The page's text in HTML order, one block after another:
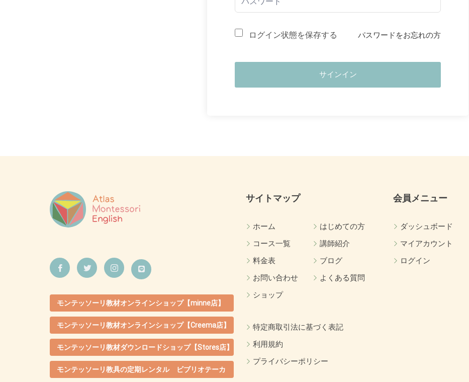
ログイン状態を保存する パスワードをお忘れの方
サインイン
モンテッソーリ教材オンラインショップ【minne店】
モンテッソーリ教材オンラインショップ【Creema店】
モンテッソーリ教材ダウンロードショップ【Stores店】
モンテッソーリ教具の定期レンタル ビブリオテーカ
サイトマップ
ホーム
はじめての方
コース一覧
講師紹介
料金表
ブログ
お問い合わせ
よくある質問
ショップ
特定商取引法に基づく表記
利用規約
プライバシーポリシー
会員メニュー
ダッシュボード
マイアカウント
ログイン